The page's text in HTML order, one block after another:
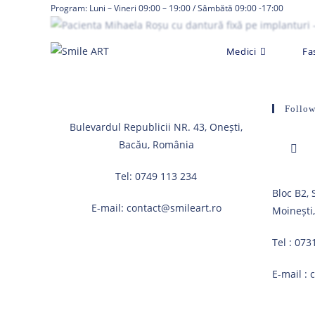
Program: Luni – Vineri 09:00 – 19:00 / Sâmbătă 09:00 -17:00
Medici
Bulevardul Republicii NR. 43, Onești,
Bacău, România
Tel: 0749 113 234
E-mail: contact@smileart.ro
in
a
tab
Bloc B2,
Tel :
E-mail :